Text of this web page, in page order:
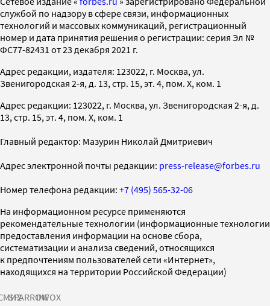
службой по надзору в сфере связи, информационных
технологий и массовых коммуникаций, регистрационный
номер и дата принятия решения о регистрации: серия Эл №
ФС77-82431 от 23 декабря 2021 г.
Адрес редакции, издателя: 123022, г. Москва, ул.
Звенигородская 2-я, д. 13, стр. 15, эт. 4, пом. X, ком. 1
Адрес редакции: 123022, г. Москва, ул. Звенигородская 2-я, д.
13, стр. 15, эт. 4, пом. X, ком. 1
Главный редактор: Мазурин Николай Дмитриевич
Адрес электронной почты редакции: press-release@forbes.ru
Номер телефона редакции: +7 (495) 565-32-06
На информационном ресурсе применяются
рекомендательные технологии (информационные технологии
предоставления информации на основе сбора,
систематизации и анализа сведений, относящихся
к предпочтениям пользователей сети «Интернет»,
находящихся на территории Российской Федерации)
SPARROWINFOX